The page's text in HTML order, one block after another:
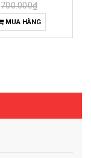
700.000₫
MUA HÀNG